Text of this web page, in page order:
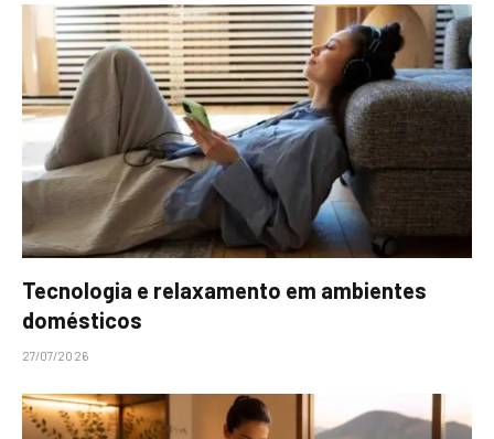
Tecnologia e relaxamento em ambientes
domésticos
27/07/2026